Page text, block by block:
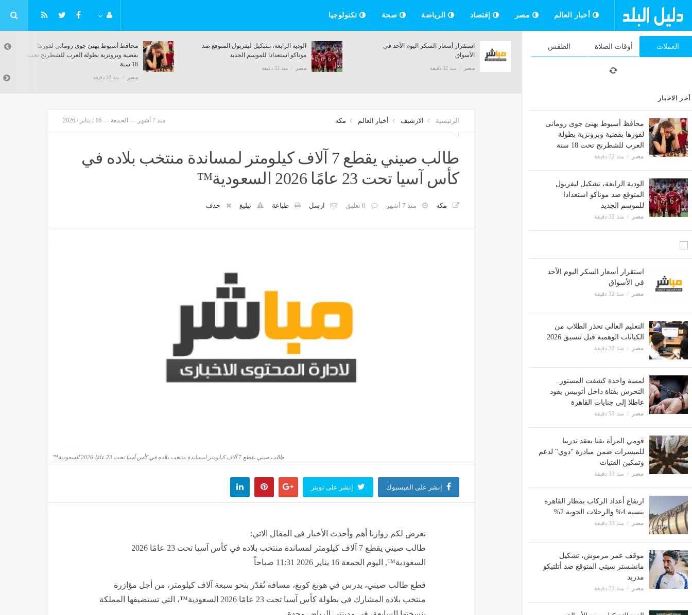
أخبار العالم مصر إقتصاد الرياضة صحة تكنولوجيا
العملات أوقات الصلاة الطقس
أخر الاخبار
محافظ أسيوط يهنئ جوى رومانى
لفوزها بفضية وبرونزية بطولة
العرب للشطرنج تحت 18 سنة
مصر منذ 32 دقيقة
الودية الرابعة، تشكيل ليفربول
المتوقع ضد موناكو استعدادا
للموسم الجديد
مصر منذ 32 دقيقة
استقرار أسعار السكر اليوم الأحد
في الأسواق
مصر منذ 32 دقيقة
التعليم العالي تحذر الطلاب من
الكيانات الوهمية قبل تنسيق 2026
مصر منذ 32 دقيقة
لمسة واحدة كشفت المستور..
التحرش بفتاة داخل أتوبيس يقود
عاطلا إلى جنايات القاهرة
مصر منذ 33 دقيقة
قومي المرأة بقنا يعقد تدريبا
للميسرات ضمن مبادرة "دوي" لدعم
وتمكين الفتيات
مصر منذ 33 دقيقة
ارتفاع أعداد الركاب بمطار القاهرة
بنسبة 4% والرحلات الجوية 2%
مصر منذ 33 دقيقة
موقف عمر مرموش، تشكيل
مانشستر سيتي المتوقع ضد أتلتيكو
مدريد
مصر منذ 33 دقيقة
محافظ أسيوط يهنئ جوى رومانى لفوزها
بفضية وبرونزية بطولة العرب للشطرنج تحت
18 سنة
مصر منذ 32 دقيقة
الودية الرابعة، تشكيل ليفربول المتوقع ضد
موناكو استعدادا للموسم الجديد
مصر منذ 32 دقيقة
استقرار أسعار السكر اليوم الأحد في
الأسواق
مصر منذ 32 دقيقة
التعليم العالي تحذر الطلاب من الكيانات
الوهمية قبل تنسيق 2026
منذ 32 دقيقة
الرئيسية الارشيف أخبار العالم مكه منذ 7 أشهر — الجمعة — 16 / يناير / 2026
طالب صيني يقطع 7 آلاف كيلومتر لمساندة منتخب بلاده في
كأس آسيا تحت 23 عامًا 2026 السعودية™️
مكه منذ 7 أشهر 0 تعليق ارسل طباعة تبليغ حذف
طالب صيني يقطع 7 آلاف كيلومتر لمساندة منتخب بلاده في كأس آسيا تحت 23 عامًا 2026 السعودية™️
إنشر على الفيسبوك إنشر على تويتر
نعرض لكم زوارنا أهم وأحدث الأخبار فى المقال الاتي:
طالب صيني يقطع 7 آلاف كيلومتر لمساندة منتخب بلاده في كأس آسيا تحت 23 عامًا 2026
السعودية™️, اليوم الجمعة 16 يناير 2026 11:31 صباحاً
قطع طالب صيني، يدرس في هونغ كونغ، مسافة تُقدّر بنحو سبعة آلاف كيلومتر، من أجل مؤازرة
منتخب بلاده المشارك في بطولة كأس آسيا تحت 23 عامًا 2026 السعودية™️، التي تستضيفها المملكة